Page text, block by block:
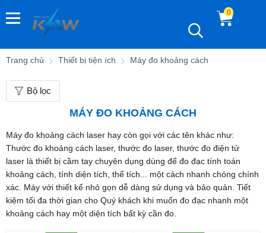
0
Trang chủ Thiết bị tiện ích Máy đo khoảng cách
Bộ lọc
MÁY ĐO KHOẢNG CÁCH
Máy đo khoảng cách laser hay còn gọi với các tên khác như:
Thước đo khoảng cách laser, thước đo laser, thước đo điện tử
laser là thiết bị cầm tay chuyên dụng dùng để đo đạc tính toán
khoảng cách, tính diện tích, thể tích... một cách nhanh chóng chính
xác. Máy với thiết kế nhỏ gọn dễ dàng sử dụng và bảo quản. Tiết
kiệm tối đa thời gian cho Quý khách khi muốn đo đạc nhanh một
khoảng cách hay một diện tích bất kỳ cần đo.